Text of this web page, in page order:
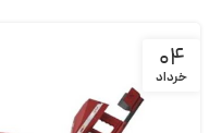
04
خرداد